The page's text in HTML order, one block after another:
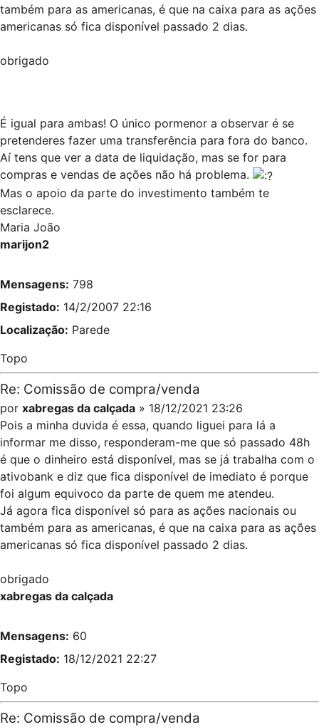
também para as americanas, é que na caixa para as ações
americanas só fica disponível passado 2 dias.
obrigado
É igual para ambas! O único pormenor a observar é se
pretenderes fazer uma transferência para fora do banco.
Aí tens que ver a data de liquidação, mas se for para
compras e vendas de ações não há problema.
Mas o apoio da parte do investimento também te
esclarece.
Maria João
marijon2
Mensagens: 798
Registado: 14/2/2007 22:16
Localização: Parede
Topo
Re: Comissão de compra/venda
por xabregas da calçada » 18/12/2021 23:26
Pois a minha duvida é essa, quando liguei para lá a
informar me disso, responderam-me que só passado 48h
é que o dinheiro está disponível, mas se já trabalha com o
ativobank e diz que fica disponível de imediato é porque
foi algum equivoco da parte de quem me atendeu.
Já agora fica disponível só para as ações nacionais ou
também para as americanas, é que na caixa para as ações
americanas só fica disponível passado 2 dias.
obrigado
xabregas da calçada
Mensagens: 60
Registado: 18/12/2021 22:27
Topo
Re: Comissão de compra/venda